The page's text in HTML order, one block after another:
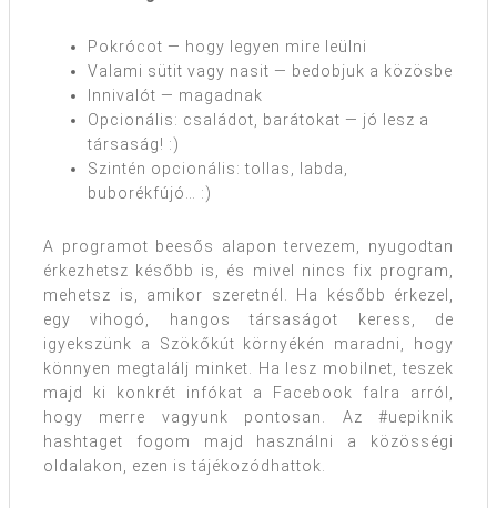
Pokrócot — hogy legyen mire leülni
Valami sütit vagy nasit — bedobjuk a közösbe
Innivalót — magadnak
Opcionális: családot, barátokat — jó lesz a
társaság! :)
Szintén opcionális: tollas, labda,
buborékfújó… :)
A programot beesős alapon tervezem, nyugodtan
érkezhetsz később is, és mivel nincs fix program,
mehetsz is, amikor szeretnél. Ha később érkezel,
egy vihogó, hangos társaságot keress, de
igyekszünk a Szökőkút környékén maradni, hogy
könnyen megtalálj minket. Ha lesz mobilnet, teszek
majd ki konkrét infókat a Facebook falra arról,
hogy merre vagyunk pontosan. Az #uepiknik
hashtaget fogom majd használni a közösségi
oldalakon, ezen is tájékozódhattok.